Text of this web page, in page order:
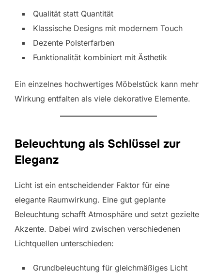
Qualität statt Quantität
Klassische Designs mit modernem Touch
Dezente Polsterfarben
Funktionalität kombiniert mit Ästhetik
Ein einzelnes hochwertiges Möbelstück kann mehr
Wirkung entfalten als viele dekorative Elemente.
Beleuchtung als Schlüssel zur
Eleganz
Licht ist ein entscheidender Faktor für eine
elegante Raumwirkung. Eine gut geplante
Beleuchtung schafft Atmosphäre und setzt gezielte
Akzente. Dabei wird zwischen verschiedenen
Lichtquellen unterschieden:
Grundbeleuchtung für gleichmäßiges Licht